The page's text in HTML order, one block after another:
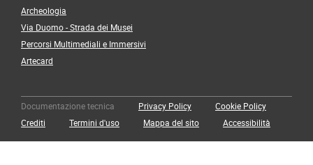
Archeologia
Via Duomo - Strada dei Musei
Percorsi Multimediali e Immersivi
Artecard
Documentazione tecnica Privacy Policy
Cookie Policy
Crediti
Termini d'uso Mappa del sito Accessibilità